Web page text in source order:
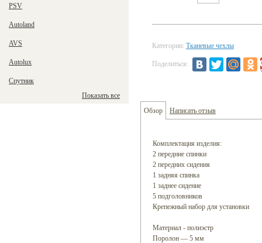
PSV
Autoland
AVS
Autolux
Спутник
Показать все
Категории: Тканевые чехлы
Поделиться:
Обзор Написать отзыв
Комплектация изделия:
2 передние спинки
2 передних сидения
1 задняя спинка
1 заднее сидение
5 подголовников
Крепежный набор для установки
Материал - полиэстр
Поролон — 5 мм